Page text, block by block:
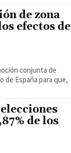
de zona
efectos de
conjunta de
de España para que,
de los